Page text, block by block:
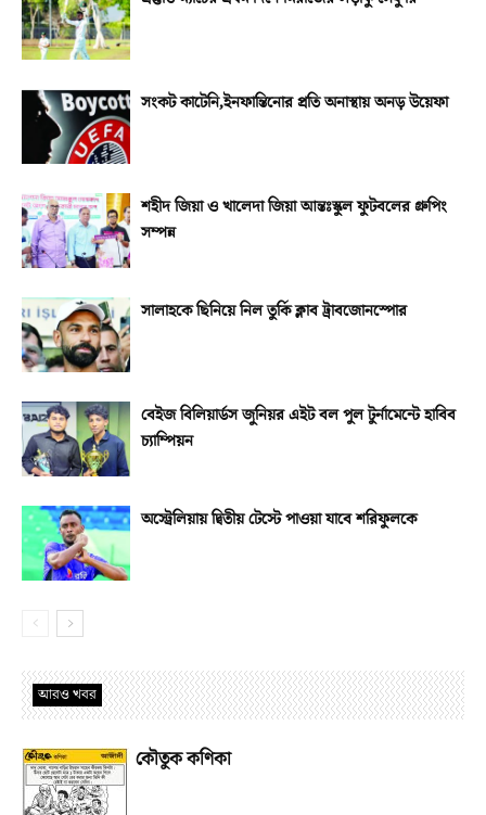
সংকট কাটেনি,ইনফান্তিনোর প্রতি অনাস্থায় অনড় উয়েফা
শহীদ জিয়া ও খালেদা জিয়া আন্তঃস্কুল ফুটবলের গ্রুপিং
সম্পন্ন
সালাহকে ছিনিয়ে নিল তুর্কি ক্লাব ট্রাবজোনস্পোর
বেইজ বিলিয়ার্ডস জুনিয়র এইট বল পুল টুর্নামেন্টে হাবিব
চ্যাম্পিয়ন
অস্ট্রেলিয়ায় দ্বিতীয় টেস্টে পাওয়া যাবে শরিফুলকে
আরও খবর
কৌতুক কণিকা